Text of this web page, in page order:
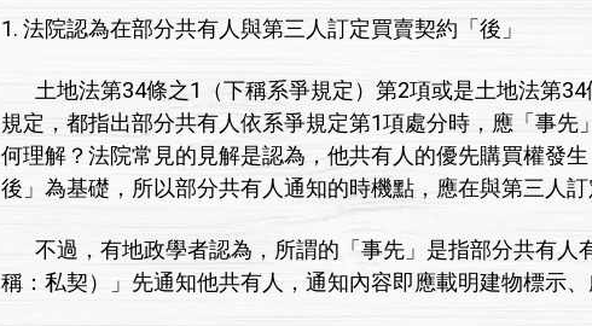
1. 法院認為在部分共有人與第三人訂定買賣契約「後」
土地法第34條之1（下稱系爭規定）第2項或是土地法第34
規定，都指出部分共有人依系爭規定第1項處分時，應「事
何理解？法院常見的見解是認為，他共有人的優先購買權發
後」為基礎，所以部分共有人通知的時機點，應在與第三人訂
不過，有地政學者認為，所謂的「事先」是指部分共有人
稱：私契）」先通知他共有人，通知內容即應載明建物標示